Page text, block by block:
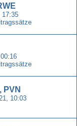
17:35
PVN
10:03